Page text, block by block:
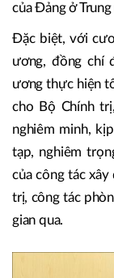
của Đảng ở
Đặc biệt, với
ương, đồng chí
ương thực hiện
cho Bộ Chính
nghiêm minh,
tạp, nghiêm
của công tác
trị, công tác
gian qua.